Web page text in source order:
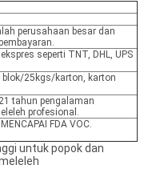
perusahaan besar dan
seperti TNT, DHL, UPS
25kgs/karton, karton
tahun pengalaman
profesional.
FDA VOC.
untuk popok dan